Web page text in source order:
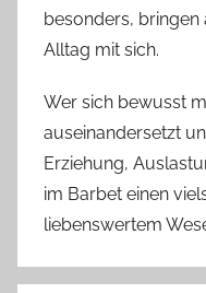
besonders,
Alltag mit sich.
Wer sich bewusst
auseinandersetzt
Erziehung,
im Barbet einen
liebenswertem